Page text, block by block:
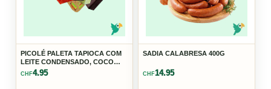
PICOLÉ PALETA TAPIOCA COM
LEITE CONDENSADO, COCO
COM DOCE DE LEITE,
CHF4.95
SADIA CALABRESA 400G
CHF14.95